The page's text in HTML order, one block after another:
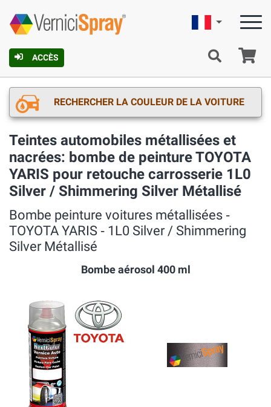
ACCÈS
Française
RECHERCHER LA COULEUR DE LA VOITURE
Teintes automobiles métallisées et
nacrées: bombe de peinture TOYOTA
YARIS pour retouche carrosserie 1L0
Silver / Shimmering Silver Métallisé
Bombe peinture voitures métallisées ‐
TOYOTA YARIS ‐ 1L0 Silver / Shimmering
Silver Métallisé
Bombe aérosol 400 ml